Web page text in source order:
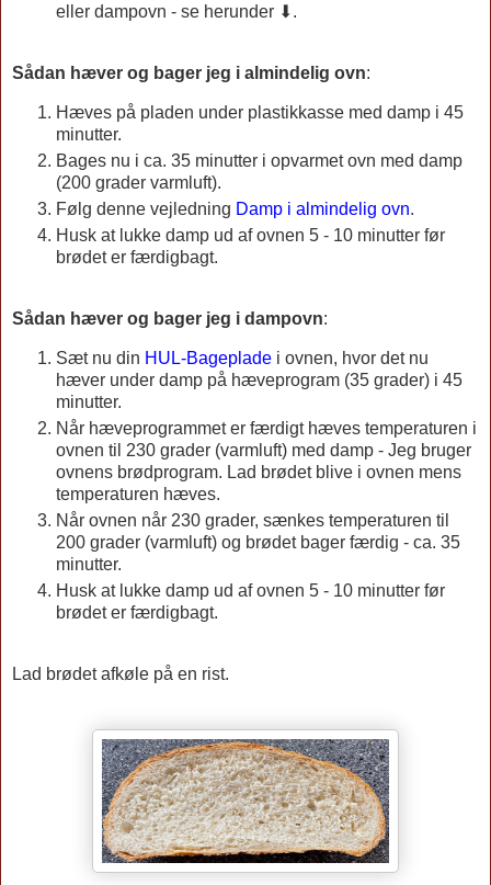
eller dampovn - se herunder ⬇.
Sådan hæver og bager jeg i almindelig ovn:
Hæves på pladen under plastikkasse med damp i 45
minutter.
Bages nu i ca. 35 minutter i opvarmet ovn med damp
(200 grader varmluft).
Følg denne vejledning Damp i almindelig ovn.
Husk at lukke damp ud af ovnen 5 - 10 minutter før
brødet er færdigbagt.
Sådan hæver og bager jeg i dampovn:
Sæt nu din HUL-Bageplade i ovnen, hvor det nu
hæver under damp på hæveprogram (35 grader) i 45
minutter.
Når hæveprogrammet er færdigt hæves temperaturen i
ovnen til 230 grader (varmluft) med damp - Jeg bruger
ovnens brødprogram. Lad brødet blive i ovnen mens
temperaturen hæves.
Når ovnen når 230 grader, sænkes temperaturen til
200 grader (varmluft) og brødet bager færdig - ca. 35
minutter.
Husk at lukke damp ud af ovnen 5 - 10 minutter før
brødet er færdigbagt.
Lad brødet afkøle på en rist.